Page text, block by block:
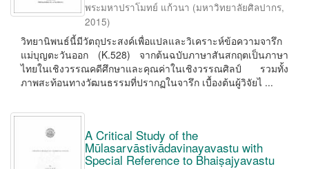
พระมหาปราโมทย์ แก้วนา (มหาวิทยาลัยศิลปากร,
2015)
วิทยานิพนธ์นี้มีวัตถุประสงค์เพื่อแปลและวิเคราะห์ข้อความจารึก
แม่บุญตะวันออก (K.528) จากต้นฉบับภาษาสันสกฤตเป็นภาษา
ไทยในเชิงวรรณคดีศึกษาและคุณค่าในเชิงวรรณศิลป์ รวมทั้ง
ภาพสะท้อนทางวัฒนธรรมที่ปรากฏในจารึก เบื้องต้นผู้วิจัยไ ...
A Critical Study of the
Mūlasarvāstivādavinayavastu with
Special Reference to Bhaiṣajyavastu